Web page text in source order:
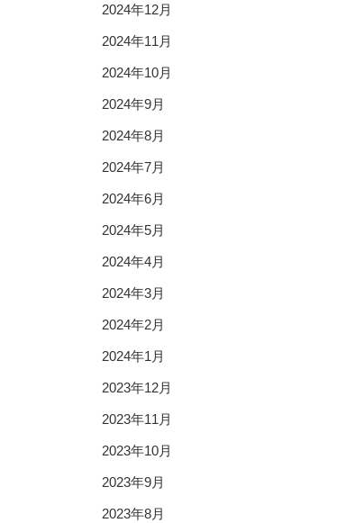
2024年12月
2024年11月
2024年10月
2024年9月
2024年8月
2024年7月
2024年6月
2024年5月
2024年4月
2024年3月
2024年2月
2024年1月
2023年12月
2023年11月
2023年10月
2023年9月
2023年8月